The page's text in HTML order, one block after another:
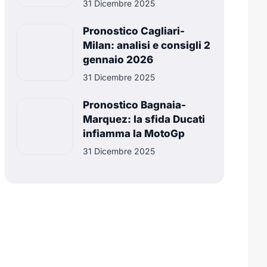
31 Dicembre 2025
Pronostico Cagliari-
Milan: analisi e consigli 2
gennaio 2026
31 Dicembre 2025
Pronostico Bagnaia-
Marquez: la sfida Ducati
infiamma la MotoGp
31 Dicembre 2025